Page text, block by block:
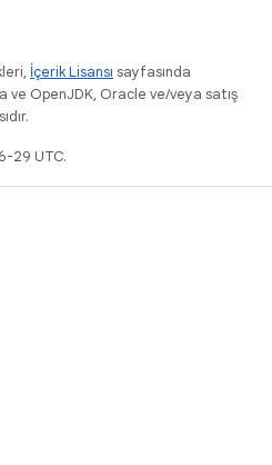
İçerik Lisansı sayfasında
ve OpenJDK, Oracle ve/veya satış
29 UTC.